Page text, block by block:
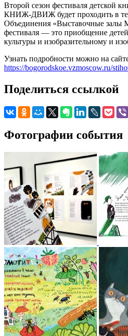
Второй сезон фестиваля детской
КНИЖ-ДВИЖ будет проходить в
Объединения «Выставочные залы
фестиваля — это приобщение
культуры и изобразительному и
Узнать подробности можно на
https://bogorodskoe.vzmoscow.ru/
Поделиться ссылкой
Фотографии события